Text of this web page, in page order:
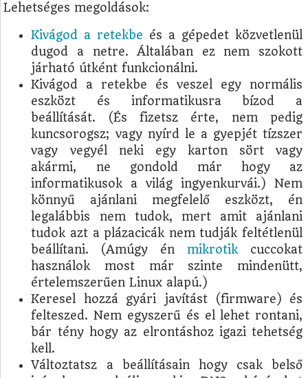
Lehetséges megoldások:
Kivágod a retekbe és a gépedet közvetlenül
dugod a netre. Általában ez nem szokott
járható útként funkcionálni.
Kivágod a retekbe és veszel egy normális
eszközt és informatikusra bízod a
beállítását. (És fizetsz érte, nem pedig
kuncsorogsz; vagy nyírd le a gyepjét tízszer
vagy vegyél neki egy karton sört vagy
akármi, ne gondold már hogy az
informatikusok a világ ingyenkurvái.) Nem
könnyű ajánlani megfelelő eszközt, én
legalábbis nem tudok, mert amit ajánlani
tudok azt a plázacicák nem tudják feltétlenül
beállítani. (Amúgy énmikrotikcuccokat
használok most már szinte mindenütt,
értelemszerűen Linux alapú.)
Keresel hozzá gyári javítást (firmware) és
felteszed. Nem egyszerű és el lehet rontani,
bár tény hogy az elrontáshoz igazi tehetség
kell.
Változtatsz a beállításain hogy csak belső